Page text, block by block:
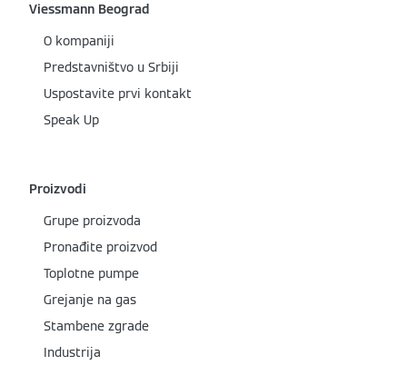
Viessmann Beograd
O kompaniji
Predstavništvo u Srbiji
Uspostavite prvi kontakt
Speak Up
Proizvodi
Grupe proizvoda
Pronađite proizvod
Toplotne pumpe
Grejanje na gas
Stambene zgrade
Industrija